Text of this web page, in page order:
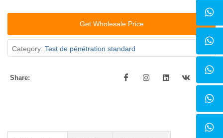
Get Wholesale Price
Category: Test de pénétration standard
Share: